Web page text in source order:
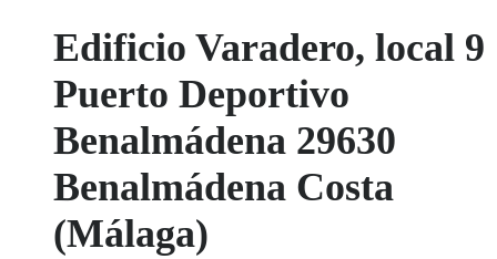
Edificio Varadero, local 9
Puerto Deportivo
Benalmádena 29630
Benalmádena Costa
(Málaga)